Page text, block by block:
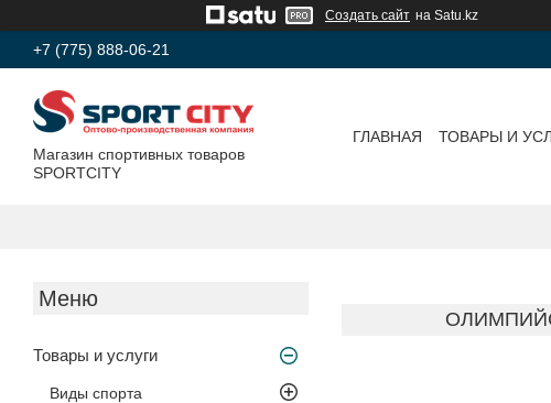
Создать сайт на Satu.kz
+7 (775) 888-06-21
Магазин спортивных товаров
SPORTCITY
ГЛАВНАЯ ТОВАРЫ И
Товары и услуги
Виды спорта